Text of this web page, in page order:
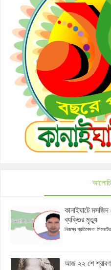
কানাইঘাটে
ব্যক্তির মৃত্যু
নিজস্ব প্রতিবেদক:
আজ ২২ শে শ্রাবণ-